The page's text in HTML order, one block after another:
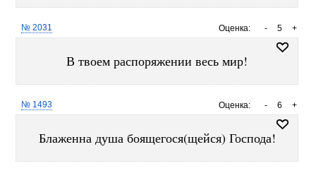
Оценка: +
5
-
№ 2031
В твоем распоряжении весь мир!
Оценка: +
6
-
№ 1493
Блаженна душа боящегося(щейся) Господа!